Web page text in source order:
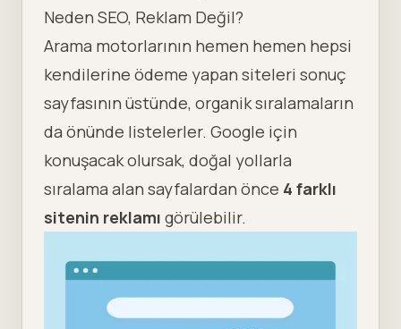
Neden SEO, Reklam Değil?
Arama motorlarının hemen hemen hepsi
kendilerine ödeme yapan siteleri sonuç
sayfasının üstünde, organik sıralamaların
da önünde listelerler. Google için
konuşacak olursak, doğal yollarla
sıralama alan sayfalardan önce 4 farklı
sitenin reklamı görülebilir.